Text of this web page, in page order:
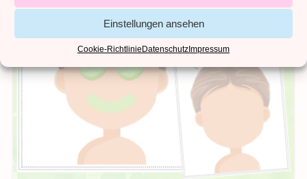
Einstellungen ansehen
Cookie-RichtlinieDatenschutzImpressum